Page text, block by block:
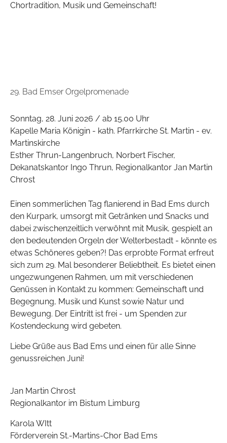
Chortradition, Musik und Gemeinschaft!
29. Bad Emser Orgelpromenade
Sonntag, 28. Juni 2026 / ab 15.00 Uhr
Kapelle Maria Königin - kath. Pfarrkirche St. Martin - ev.
Martinskirche
Esther Thrun-Langenbruch, Norbert Fischer,
Dekanatskantor Ingo Thrun, Regionalkantor Jan Martin
Chrost
Einen sommerlichen Tag flanierend in Bad Ems durch
den Kurpark, umsorgt mit Getränken und Snacks und
dabei zwischenzeitlich verwöhnt mit Musik, gespielt an
den bedeutenden Orgeln der Welterbestadt - könnte es
etwas Schöneres geben?! Das erprobte Format erfreut
sich zum 29. Mal besonderer Beliebtheit. Es bietet einen
ungezwungenen Rahmen, um mit verschiedenen
Genüssen in Kontakt zu kommen: Gemeinschaft und
Begegnung, Musik und Kunst sowie Natur und
Bewegung. Der Eintritt ist frei - um Spenden zur
Kostendeckung wird gebeten.
Liebe Grüße aus Bad Ems und einen für alle Sinne
genussreichen Juni!
Jan Martin Chrost
Regionalkantor im Bistum Limburg
Karola WItt
Förderverein St.-Martins-Chor Bad Ems